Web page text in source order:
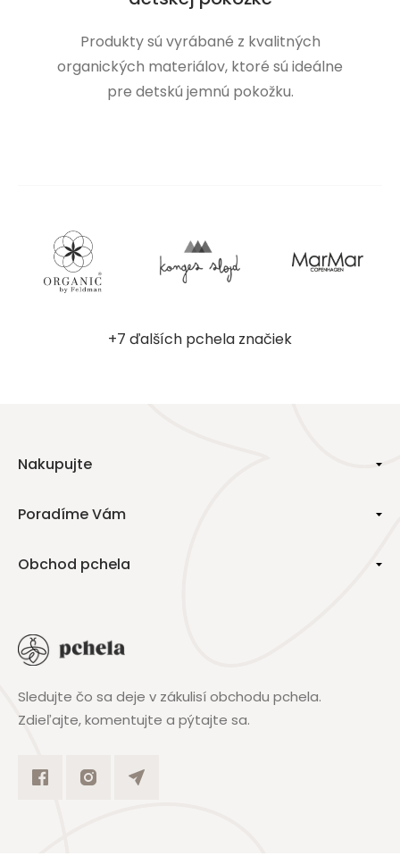
Produkty sú vyrábané z kvalitných
organických materiálov, ktoré sú ideálne
pre detskú jemnú pokožku.
+7 ďalších pchela značiek
Sledujte čo sa deje v zákulisí obchodu pchela.
Zdieľajte, komentujte a pýtajte sa.
Nakupujte
Poradíme Vám
Obchod pchela